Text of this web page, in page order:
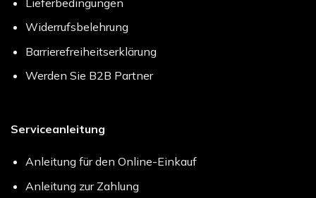
Widerrufsbelehrung
Barrierefreiheitserklärung
Werden Sie B2B Partner
Serviceanleitung
Anleitung für den Online-Einkauf
Anleitung zur Zahlung